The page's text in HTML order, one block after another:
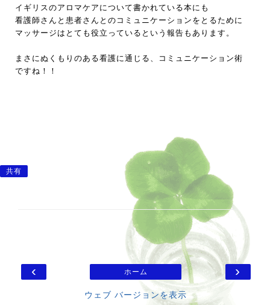
イギリスのアロマケアについて書かれている本にも
看護師さんと患者さんとのコミュニケーションをとるために
マッサージはとても役立っているという報告もあります。
まさにぬくもりのある看護に通じる、コミュニケーション術
ですね！！
共有
‹ ›
ホーム
ウェブ バージョンを表示